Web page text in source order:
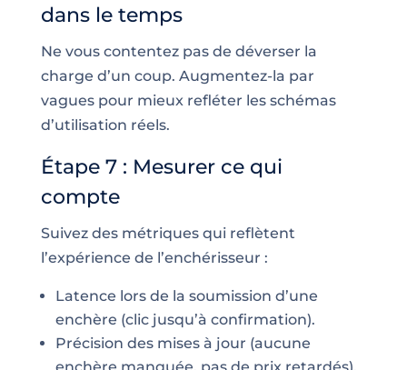
dans le temps
Ne vous contentez pas de déverser la
charge d’un coup. Augmentez-la par
vagues pour mieux refléter les schémas
d’utilisation réels.
Étape 7 : Mesurer ce qui
compte
Suivez des métriques qui reflètent
l’expérience de l’enchérisseur :
Latence lors de la soumission d’une
enchère (clic jusqu’à confirmation).
Précision des mises à jour (aucune